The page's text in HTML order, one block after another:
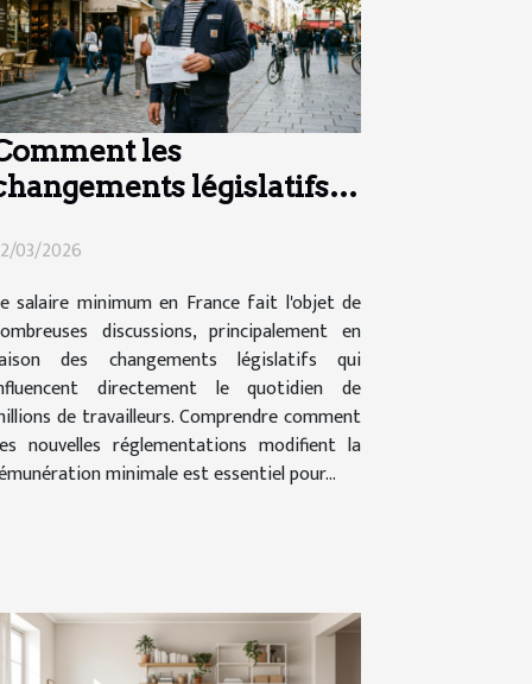
les
législatifs
en France ?
03/2026
salaire minimum en France fait l'objet de
discussions, principalement en
des changements législatifs qui
directement le quotidien de
de travailleurs. Comprendre comment
nouvelles réglementations modifient la
minimale est essentiel pour...